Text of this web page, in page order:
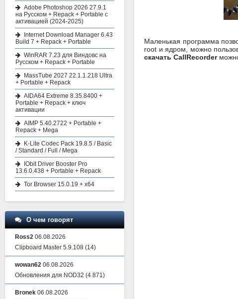
Маленькая программа
root и ядром, можно
скачать CallRecorder
Adobe Photoshop 2026 27.9.1
на Русском + Repack + Portable с
активацией (2024-2025)
Internet Download Manager 6.43
Build 7 + Repack + Portable
WinRAR 7.23 для Виндовс на
Русском + Repack + Portable
MassTube 2027 22.1.1.218 Ultra
+ Portable + Repack
AIDA64 Extreme 8.35.8400 +
Portable + Repack + ключ
активации
AIMP 5.40.2722 + Portable +
Repack + Mega
K-Lite Codec Pack 19.8.5 / Basic
/ Standard / Full / Mega
IObit Driver Booster Pro
13.6.0.438 + Portable + Repack
Tor Browser 15.0.19 + x64
О чем говорят
Ross2 06.08.2026
Clipboard Master 5.9.108 (14)
wowan62 06.08.2026
Обновления для NOD32 (4 871)
Bronek 06.08.2026